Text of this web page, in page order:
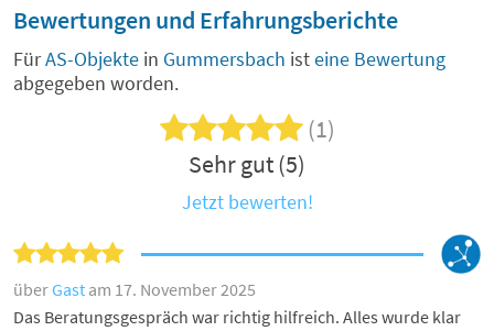
Bewertungen und Erfahrungsberichte
FürAS-Objekte in Gummersbach isteine Bewertung
abgegeben worden.
(1)
Sehr gut (5)
Jetzt bewerten!
überGast am 17. November 2025
Das Beratungsgespräch war richtig hilfreich. Alles wurde klar